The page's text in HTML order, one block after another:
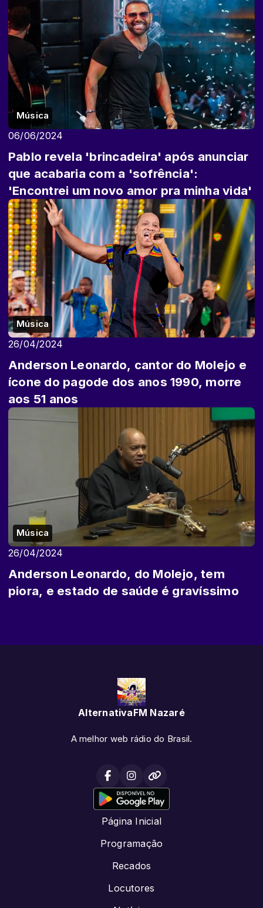
Música
06/06/2024
Pablo revela 'brincadeira' após anunciar
que acabaria com a 'sofrência':
'Encontrei um novo amor pra minha vida'
Música
26/04/2024
Anderson Leonardo, cantor do Molejo e
ícone do pagode dos anos 1990, morre
aos 51 anos
Música
26/04/2024
Anderson Leonardo, do Molejo, tem
piora, e estado de saúde é gravíssimo
AlternativaFM Nazaré
A melhor web rádio do Brasil.
Página Inicial
Programação
Recados
Locutores